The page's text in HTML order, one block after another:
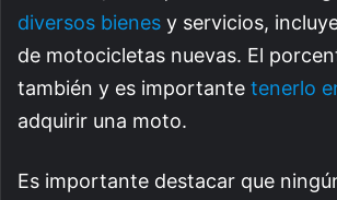
diversos bienes y servicios,
de motocicletas nuevas. El
también y es importante tenerlo
adquirir una moto.
Es importante destacar que